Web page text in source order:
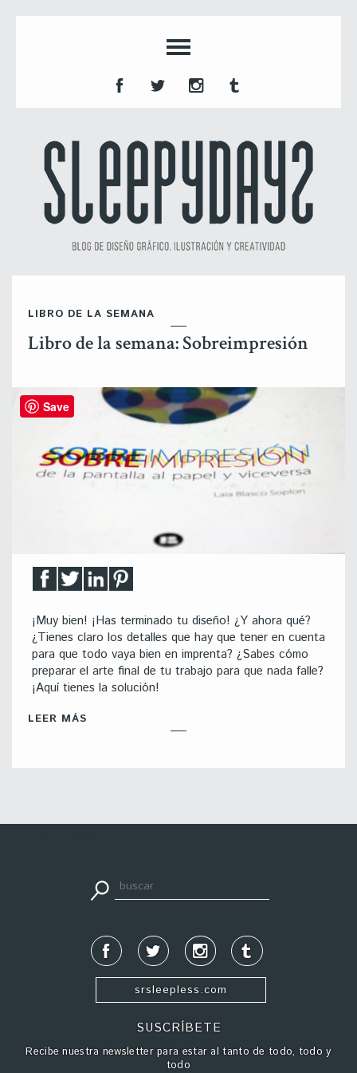
LIBRO DE LA SEMANA
Libro de la semana: Sobreimpresión
¡Muy bien! ¡Has terminado tu diseño! ¿Y ahora qué?
¿Tienes claro los detalles que hay que tener en cuenta
para que todo vaya bien en imprenta? ¿Sabes cómo
preparar el arte final de tu trabajo para que nada falle?
¡Aquí tienes la solución!
LEER MÁS
srsleepless.com
SUSCRÍBETE
Recibe nuestra newsletter para estar al tanto de todo, todo y
todo
Save